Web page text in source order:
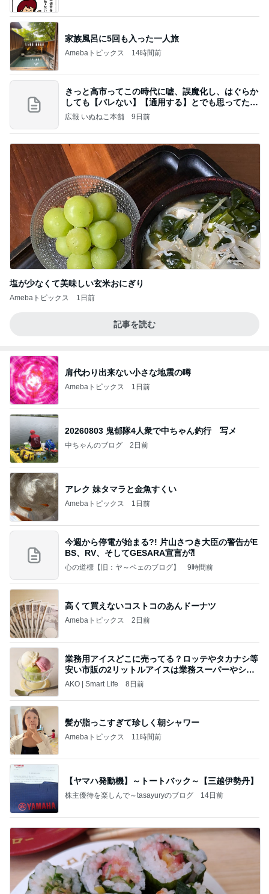
家族風呂に5回も入った一人旅
Amebaトピックス 14時間前
きっと高市ってこの時代に嘘、誤魔化し、はぐらか
しても【バレない】【通用する】とでも思ってたん
だろ
広報 いぬねこ本舗 9日前
塩が少なくて美味しい玄米おにぎり
Amebaトピックス 1日前
記事を読む
肩代わり出来ない小さな地震の噂
Amebaトピックス 1日前
20260803 鬼郁隊4人衆で中ちゃん釣行 写メ
中ちゃんのブログ 2日前
アレク 妹タマラと金魚すくい
Amebaトピックス 1日前
今週から停電が始まる?! 片山さつき大臣の警告がE
BS、RV、そしてGESARA宣言が⁈
心の道標【旧：ヤ～ベェのブログ】 9時間前
高くて買えないコストコのあんドーナツ
Amebaトピックス 2日前
業務用アイスどこに売ってる？ロッテやタカナシ等
安い市販の2リットルアイスは業務スーパーやシャ
トレ
AKO | Smart Life 8日前
髪が脂っこすぎて珍しく朝シャワー
Amebaトピックス 11時間前
【ヤマハ発動機】～トートバック～【三越伊勢丹】
株主優待を楽しんで～tasayuryのブログ 14日前